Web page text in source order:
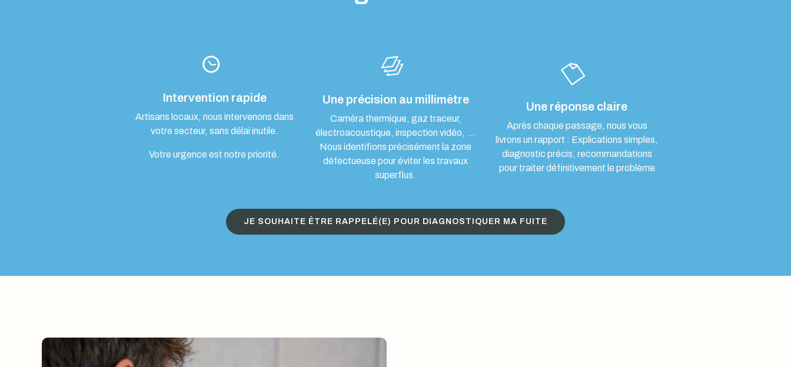
Intervention rapide
Artisans locaux, nous intervenons dans
votre secteur, sans délai inutile.
Votre urgence est notre priorité.
Une précision au millimètre
Caméra thermique, gaz traceur,
électroacoustique, inspection vidéo, …
Nous identifions précisément la zone
défectueuse pour éviter les travaux
superflus.
Une réponse claire
Après chaque passage, nous vous
livrons un rapport : Explications simples,
diagnostic précis, recommandations
pour traiter définitivement le problème
JE SOUHAITE ÊTRE RAPPELÉ(E) POUR DIAGNOSTIQUER MA FUITE